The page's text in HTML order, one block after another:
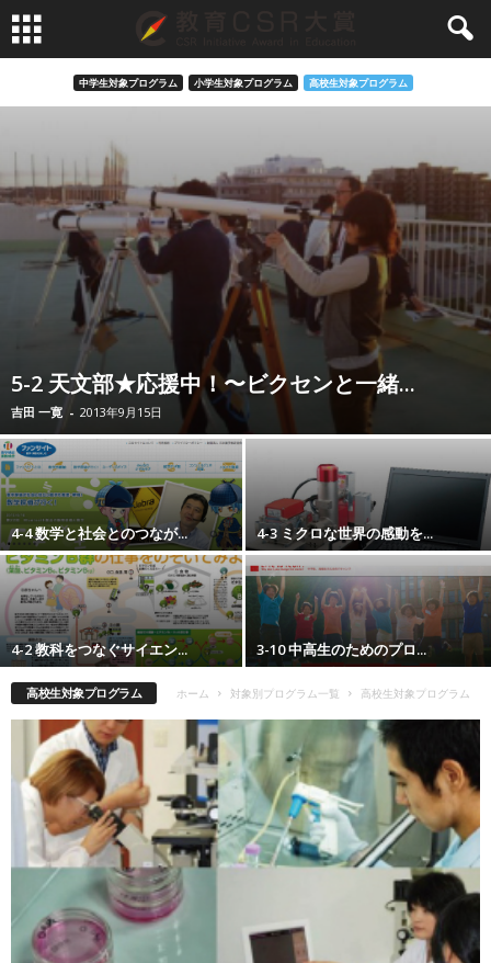
中学生対象プログラム 小学生対象プログラム 高校生対象プログラム
5-2 天文部★応援中！〜ビクセンと一緒...
吉田 一寛 - 2013年9月15日
4-4 数学と社会とのつなが... 4-3 ミクロな世界の感動を...
4-2 教科をつなぐサイエン... 3-10 中高生のためのプロ...
高校生対象プログラム ホーム 対象別プログラム一覧 高校生対象プログラム